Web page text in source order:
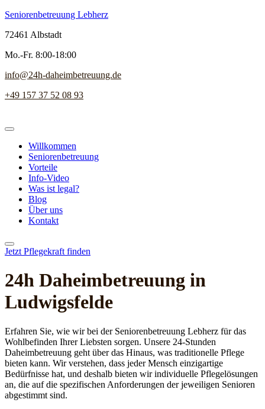
Seniorenbetreuung Lebherz
72461 Albstadt
Mo.-Fr. 8:00-18:00
info@24h-daheimbetreuung.de
+49 157 37 52 08 93
Willkommen
Seniorenbetreuung
Vorteile
Info-Video
Was ist legal?
Blog
Über uns
Kontakt
Jetzt Pflegekraft finden
24h Daheim­betreuung in
Ludwigsfelde
Erfahren Sie, wie wir bei der Seniorenbetreuung Lebherz für das
Wohlbefinden Ihrer Liebsten sorgen. Unsere 24-Stunden
Daheimbetreuung geht über das Hinaus, was traditionelle Pflege
bieten kann. Wir verstehen, dass jeder Mensch einzigartige
Bedürfnisse hat, und deshalb bieten wir individuelle Pflegelösungen
an, die auf die spezifischen Anforderungen der jeweiligen Senioren
abgestimmt sind.